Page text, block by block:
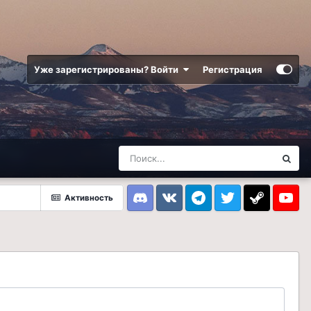
Уже зарегистрированы? Войти Регистрация
Активность
DiscordVK TelegramTwitter Steam